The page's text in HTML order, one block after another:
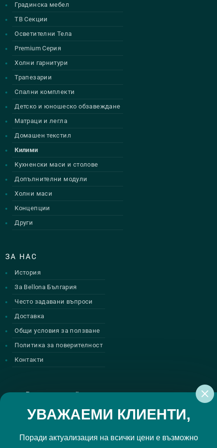
УВАЖАЕМИ КЛИЕНТИ,
Поради актуализация на всички цени е възможно
Градинска мебел
ТВ Секции
Осветителни Тела
Premium Серия
Холни гарнитури
Трапезарии
Спални комплекти
Детско и юношеско обзавеждане
Матраци и легла
Домашен текстил
Килими
Кухненски маси и столове
Допълнителни модули
Холни маси
Концепции
Други
ЗА НАС
История
За Bellona България
Често задавани въпроси
Доставка
Общи условия за ползване
Политика за поверителност
Контакти
Регистрирай се за нашите атрактивни